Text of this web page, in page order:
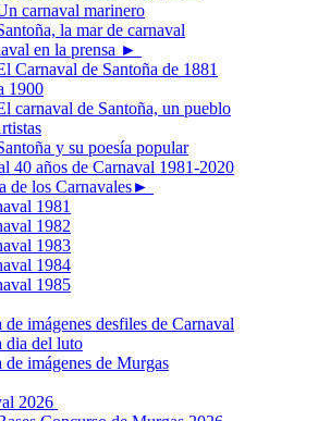
carnaval marinero
la mar de carnaval
en la prensa ►
Carnaval de Santoña de 1881
1900
carnaval de Santoña, un pueblo
y su poesía popular
40 años de Carnaval 1981-2020
de los Carnavales►
1981
1982
1983
1984
1985
de imágenes desfiles de Carnaval
dia del luto
de imágenes de Murgas
2026